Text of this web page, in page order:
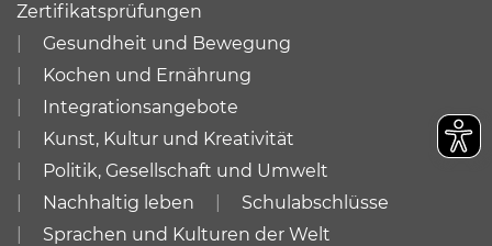
Zertifikatsprüfungen
Gesundheit und Bewegung
Kochen und Ernährung
Integrationsangebote
Kunst, Kultur und Kreativität
Politik, Gesellschaft und Umwelt
Nachhaltig leben
Schulabschlüsse
Sprachen und Kulturen der Welt